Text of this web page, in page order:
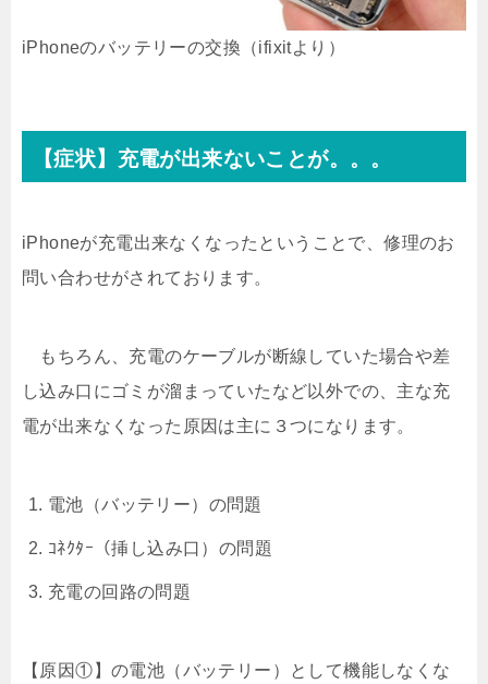
iPhoneのバッテリーの交換（ifixitより）
【症状】充電が出来ないことが。。。
iPhoneが充電出来なくなったということで、修理のお
問い合わせがされております。
もちろん、充電のケーブルが断線していた場合や差
し込み口にゴミが溜まっていたなど以外での、主な充
電が出来なくなった原因は主に３つになります。
電池（バッテリー）の問題
ｺﾈｸﾀｰ（挿し込み口）の問題
充電の回路の問題
【原因①】の電池（バッテリー）として機能しなくな